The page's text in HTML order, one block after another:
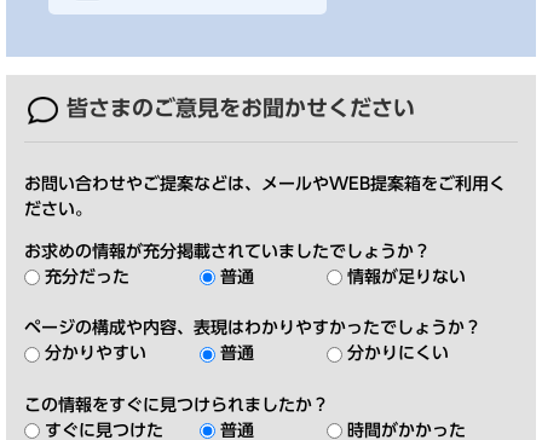
皆さまのご意見をお聞かせください
お問い合わせやご提案などは、メールやWEB提案箱をご利用く
ださい。
お求めの情報が充分掲載されていましたでしょうか？
充分だった
普通 情報が足りない
ページの構成や内容、表現はわかりやすかったでしょうか？
分かりやすい
普通 分かりにくい
この情報をすぐに見つけられましたか？
すぐに見つけた
普通 時間がかかった